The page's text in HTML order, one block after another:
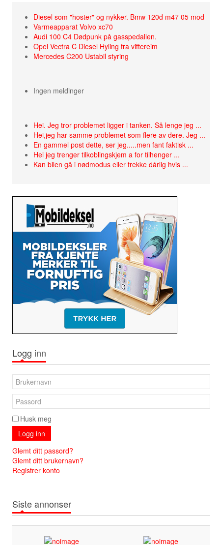
Diesel som "hoster" og nykker. Bmw 120d m47 05 mod
Varmeapparat Volvo xc70
Audi 100 C4 Dødpunk på gasspedallen.
Opel Vectra C Diesel Hyling fra viftereim
Mercedes C200 Ustabil styring
Ingen meldinger
Hei. Jeg tror problemet ligger i tanken. Så lenge jeg ...
Hei,jeg har samme problemet som flere av dere. Jeg ...
En gammel post dette, ser jeg.....men fant faktisk ...
Hei jeg trenger tilkoblingskjem a for tilhenger ...
Kan bilen gå i nødmodus eller trekke dårlig hvis ...
Logg inn
Husk meg
Logg inn
Glemt ditt passord?
Glemt ditt brukernavn?
Registrer konto
Siste annonser